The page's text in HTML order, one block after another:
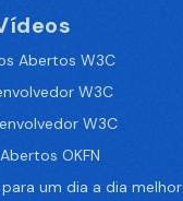
Abertos W3C
W3C
W3C
OKFN
um dia a dia melhor